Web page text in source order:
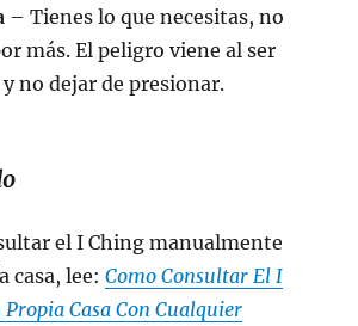
– Tienes lo que necesitas, no
más. El peligro viene al ser
no dejar de presionar.
el I Ching manualmente
casa, lee:Como Consultar El I
Propia Casa Con Cualquier